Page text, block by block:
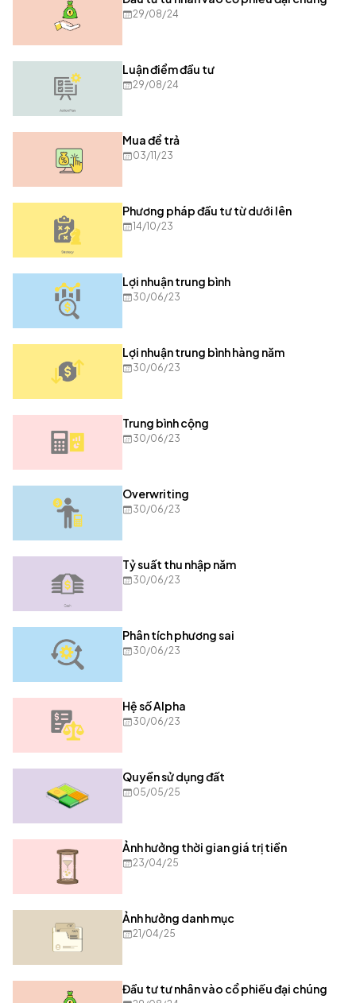
29/08/24
Luận điểm đầu tư
29/08/24
Mua để trả
03/11/23
Phương pháp đầu tư từ dưới lên
14/10/23
Lợi nhuận trung bình
30/06/23
Lợi nhuận trung bình hàng năm
30/06/23
Trung bình cộng
30/06/23
Overwriting
30/06/23
Tỷ suất thu nhập năm
30/06/23
Phân tích phương sai
30/06/23
Hệ số Alpha
30/06/23
Quyền sử dụng đất
05/05/25
Ảnh hưởng thời gian giá trị tiền
23/04/25
Ảnh hưởng danh mục
21/04/25
Đầu tư tư nhân vào cổ phiếu đại chúng